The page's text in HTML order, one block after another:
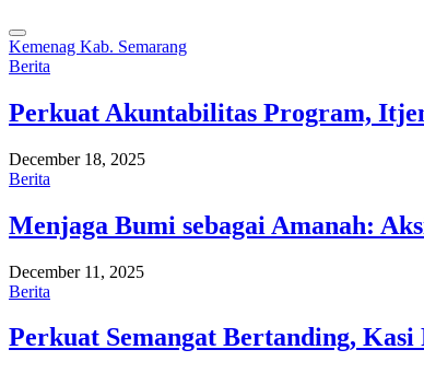
Kemenag Kab. Semarang
Berita
Perkuat Akuntabilitas Program,
December 18, 2025
Berita
Menjaga Bumi sebagai Amanah:
December 11, 2025
Berita
Perkuat Semangat Bertanding,